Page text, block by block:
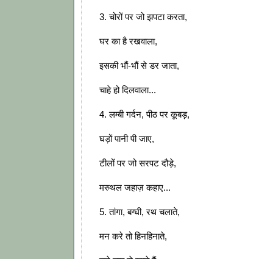
3. चोरों पर जो झपटा करता,
घर का है रखवाला,
इसकी भौं-भौं से डर जाता,
चाहे हो दिलवाला...
4. लम्बी गर्दन, पीठ पर कूबड़,
घड़ों पानी पी जाए,
टीलों पर जो सरपट दौड़े,
मरुथल जहाज़ कहाए...
5. तांगा, बग्घी, रथ चलाते,
मन करे तो हिनहिनाते,